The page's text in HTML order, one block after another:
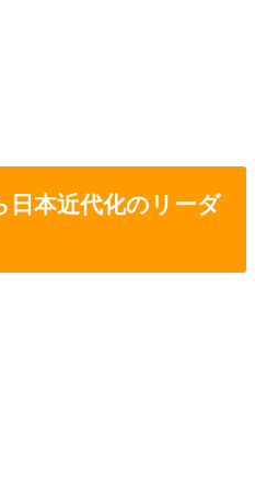
日本近代化のリーダ